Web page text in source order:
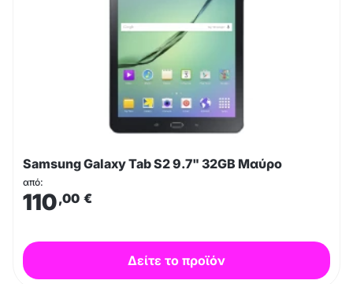
Samsung Galaxy Tab S2 9.7" 32GB Μαύρο
από:
110,00 €
Δείτε το προϊόν